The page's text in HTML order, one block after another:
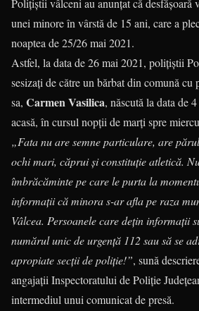
Polițiștii vâlceni au anunțat că desfășoară
unei minore în vârstă de 15 ani, care a
noaptea de 25/26 mai 2021.
Astfel, la data de 26 mai 2021, polițiștii
sesizați de către un bărbat din comună
sa, Carmen Vasilica, născută la data de
acasă, în cursul nopții de marți spre
„Fata nu are semne particulare, are
ochi mari, căprui și constituție atletică.
îmbrăcăminte pe care le purta la
informații că minora s-ar afla pe raza
Vâlcea. Persoanele care dețin informații
numărul unic de urgență 112 sau să se
apropiate secții de poliție!”, sună
angajații Inspectoratului de Poliție
intermediul unui comunicat de presă.